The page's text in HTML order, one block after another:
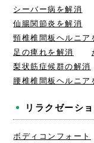
シーバー病を解消
仙腸関節炎を解消
頸椎椎間板ヘルニア
足の痺れを解消
梨状筋症候群の解消
腰椎椎間板ヘルニア
リラクゼーシ
ボディコンフォート